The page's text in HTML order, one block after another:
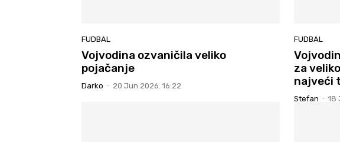
FUDBAL
Vojvodina ozvaničila veliko
pojačanje
Darko - 20 Jun 2026. 16:22
FUDBAL
za
najveći
Stefan - 18